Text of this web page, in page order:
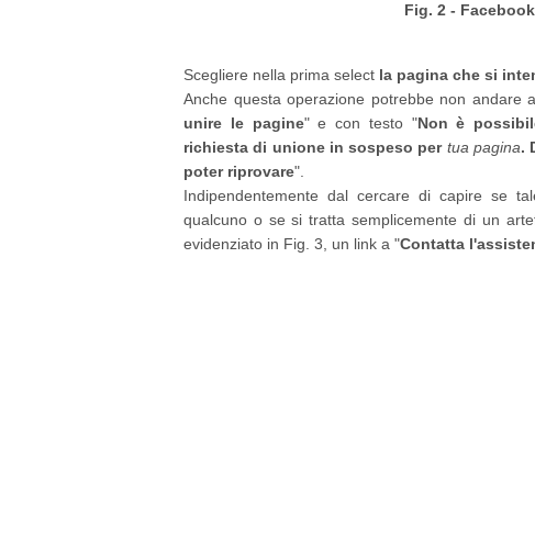
Fig. 2 -
Scegliere nella prima select la pagina che si
Anche questa operazione potrebbe non
unire le pagine" e con testo "Non è
richiesta di unione in sospeso per tua pagina.
poter riprovare".
Indipendentemente dal cercare di capire se
qualcuno o se si tratta semplicemente di un
evidenziato in Fig. 3, un link a "Contatta